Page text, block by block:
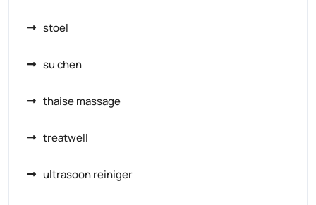
stoel
su chen
thaise massage
treatwell
ultrasoon reiniger